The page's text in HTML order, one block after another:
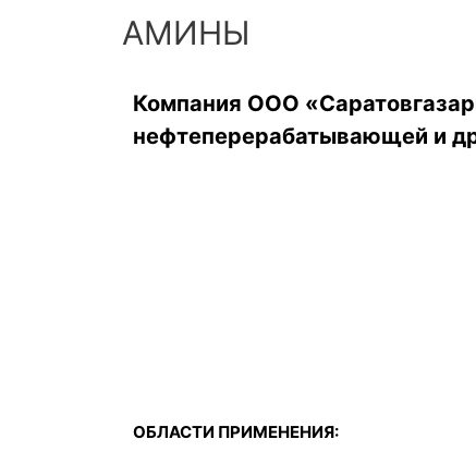
АМИНЫ
Компания ООО
нефтеперерабатывающей и
ОБЛАСТИ ПРИМЕНЕНИЯ: